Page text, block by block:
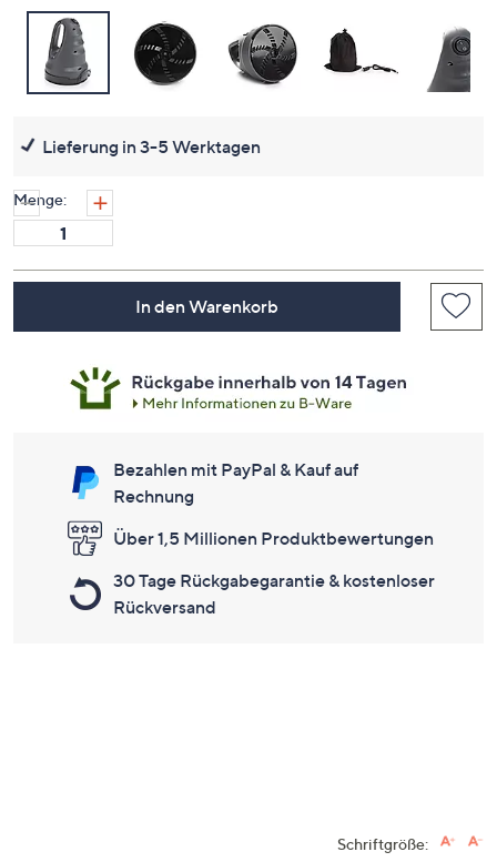
Lieferung in 3-5 Werktagen
Menge:
In den Warenkorb
Bezahlen mit PayPal & Kauf auf
Rechnung
Über 1,5 Millionen Produktbewertungen
30 Tage Rückgabegarantie & kostenloser
Rückversand
Schriftgröße: